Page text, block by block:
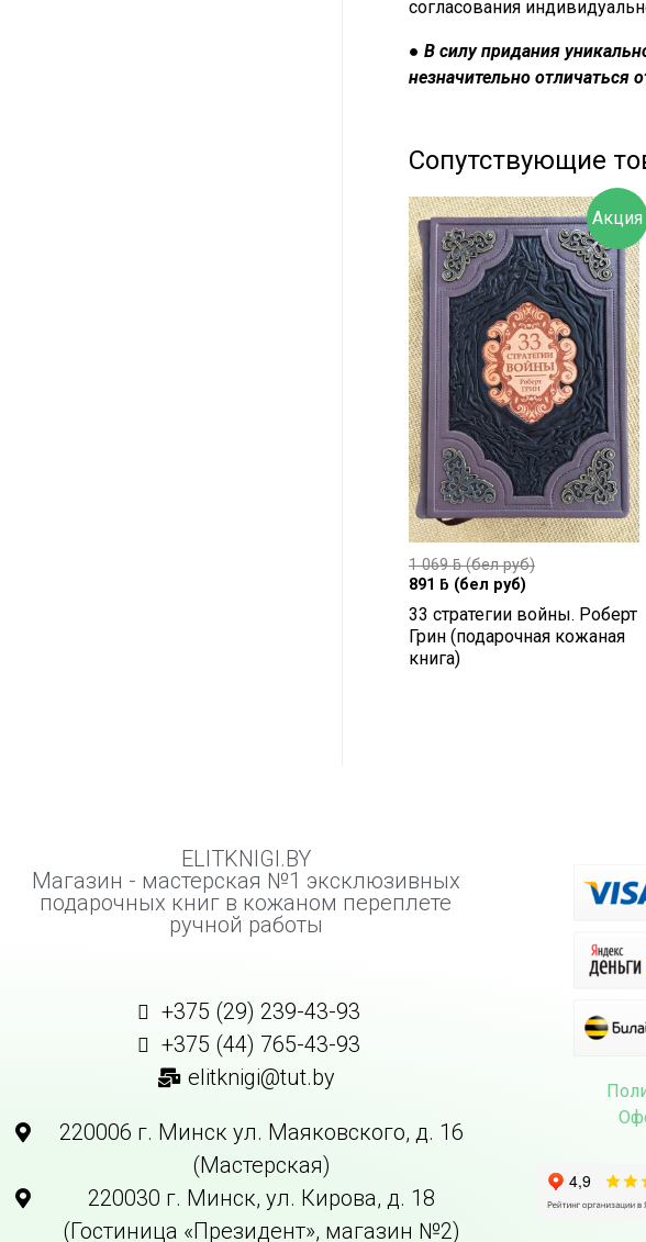
согласования
● В силу придания
незначительно отличаться
Сопутствующие
Акция
1 069ƃ(бел руб)
891 ƃ (бел руб)
33 стратегии войны. Роберт
Грин (подарочная кожаная
книга)
ELITKNIGI.BY
Магазин - мастерская №1 эксклюзивных
подарочных книг в кожаном переплете
ручной работы
+375 (29) 239-43-93
+375 (44) 765-43-93
elitknigi@tut.by
220006 г. Минск ул. Маяковского, д. 16
(Мастерская)
220030 г. Минск, ул. Кирова, д. 18
(Гостиница «Президент», магазин №2)